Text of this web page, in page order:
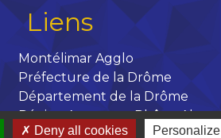
Liens
Montélimar Agglo
Préfecture de la Drôme
Département de la Drôme
Région Auvergne Rhône Alpes
Deny all cookies Personalize